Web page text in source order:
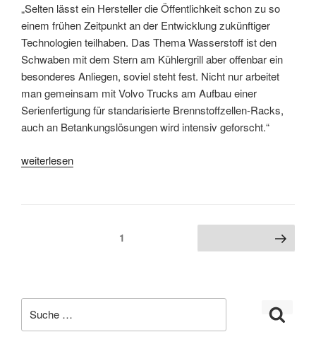
„Selten lässt ein Hersteller die Öffentlichkeit schon zu so
einem frühen Zeitpunkt an der Entwicklung zukünftiger
Technologien teilhaben. Das Thema Wasserstoff ist den
Schwaben mit dem Stern am Kühlergrill aber offenbar ein
besonderes Anliegen, soviel steht fest. Nicht nur arbeitet
man gemeinsam mit Volvo Trucks am Aufbau einer
Serienfertigung für standarisierte Brennstoffzellen-Racks,
auch an Betankungslösungen wird intensiv geforscht.“
„Aus
Daimler“
weiterlesen
Seitennummerierung
1 Nächste Seite